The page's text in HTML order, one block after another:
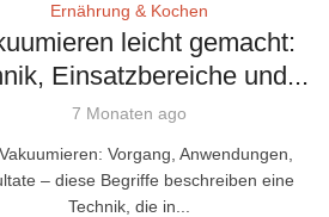
Ernährung & Kochen
leicht gemacht:
Einsatzbereiche und...
7 Monaten ago
Vorgang, Anwendungen,
– diese Begriffe beschreiben eine
Technik, die in...